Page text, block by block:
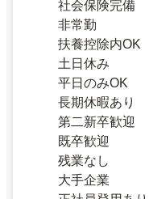
社会保険完備
非常勤
扶養控除内OK
土日休み
平日のみOK
長期休暇あり
第二新卒歓迎
既卒歓迎
残業なし
大手企業